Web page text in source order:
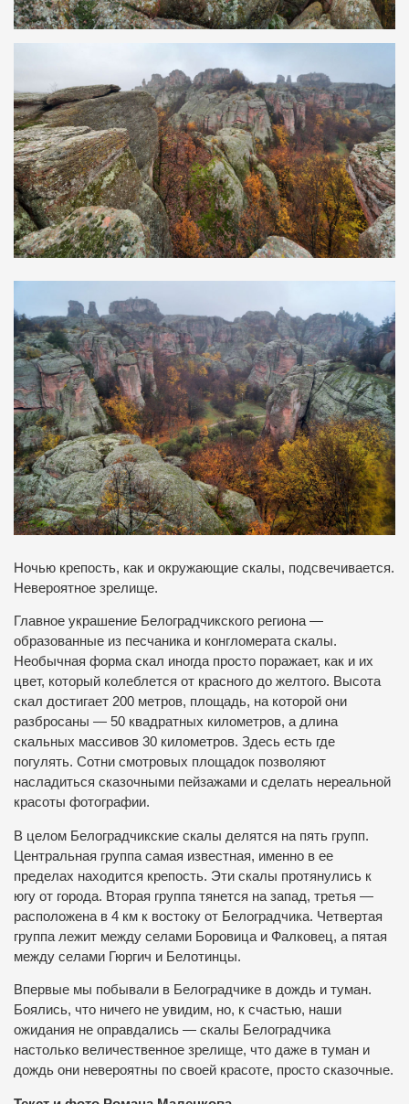
Ночью крепость, как и окружающие скалы, подсвечивается.
Невероятное зрелище.
Главное украшение Белоградчикского региона —
образованные из песчаника и конгломерата скалы.
Необычная форма скал иногда просто поражает, как и их
цвет, который колеблется от красного до желтого. Высота
скал достигает 200 метров, площадь, на которой они
разбросаны — 50 квадратных километров, а длина
скальных массивов 30 километров. Здесь есть где
погулять. Сотни смотровых площадок позволяют
насладиться сказочными пейзажами и сделать нереальной
красоты фотографии.
В целом Белоградчикские скалы делятся на пять групп.
Центральная группа самая известная, именно в ее
пределах находится крепость. Эти скалы протянулись к
югу от города. Вторая группа тянется на запад, третья —
расположена в 4 км к востоку от Белоградчика. Четвертая
группа лежит между селами Боровица и Фалковец, а пятая
между селами Гюргич и Белотинцы.
Впервые мы побывали в Белоградчике в дождь и туман.
Боялись, что ничего не увидим, но, к счастью, наши
ожидания не оправдались — скалы Белоградчика
настолько величественное зрелище, что даже в туман и
дождь они невероятны по своей красоте, просто сказочные.